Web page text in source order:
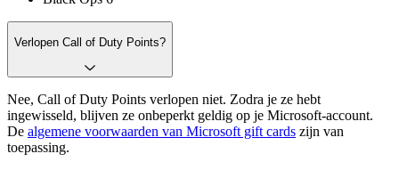
Verlopen Call of Duty Points?
Nee, Call of Duty Points verlopen niet. Zodra je ze hebt
ingewisseld, blijven ze onbeperkt geldig op je Microsoft-account.
De algemene voorwaarden van Microsoft gift cards zijn van
toepassing.